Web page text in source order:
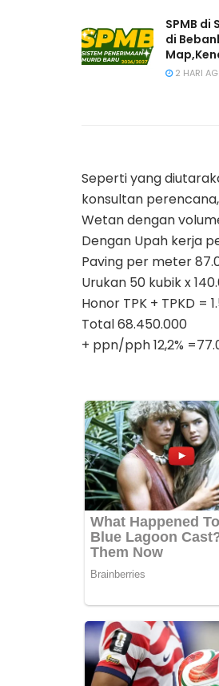
SPMB di
di
2 HARI
Seperti yang
konsultan
Wetan dengan
Dengan Upah kerja
Paving per meter
Urukan 50 kubik x
Honor TPK + TPKD =
Total 68.450.000
+ ppn/pph 12,2%